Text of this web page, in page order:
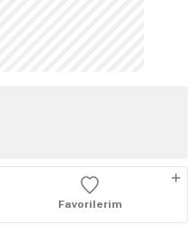
Favorilerim